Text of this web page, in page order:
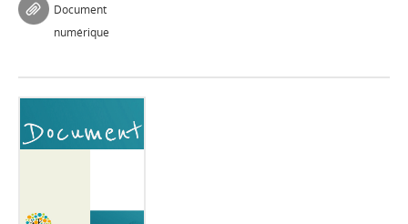
Document
numérique